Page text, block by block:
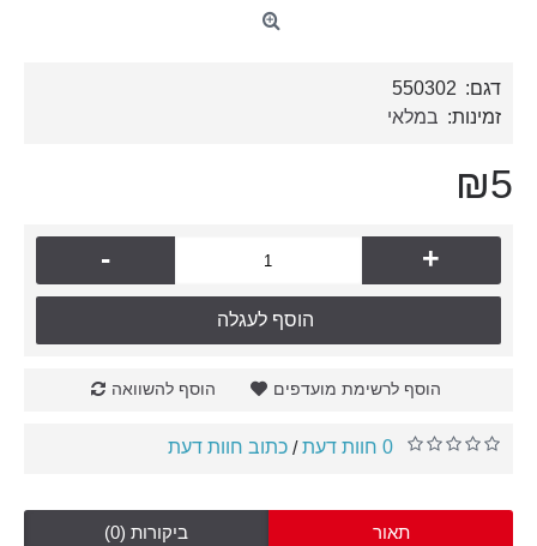
דגם: 550302
זמינות: במלאי
₪5
- +
הוסף לעגלה
הוסף לרשימת מועדפים הוסף להשוואה
0 חוות דעת / כתוב חוות דעת
תאור ביקורות (0)